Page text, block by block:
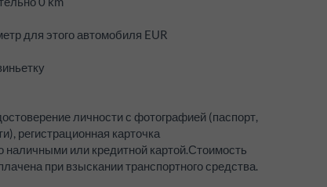
для этого автомобиля EUR
личности с фотографией (паспорт,
регистрационная карточка
наличными или кредитной картой. Стоимость
при взыскании транспортного средства.